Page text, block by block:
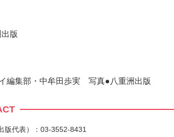
版
編集部・中牟田歩実 写真●八重洲出版
版代表）：03-3552-8431